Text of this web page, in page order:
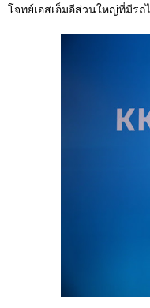
โจทย์เอสเอ็มอีส่วนใหญ่ที่มีร